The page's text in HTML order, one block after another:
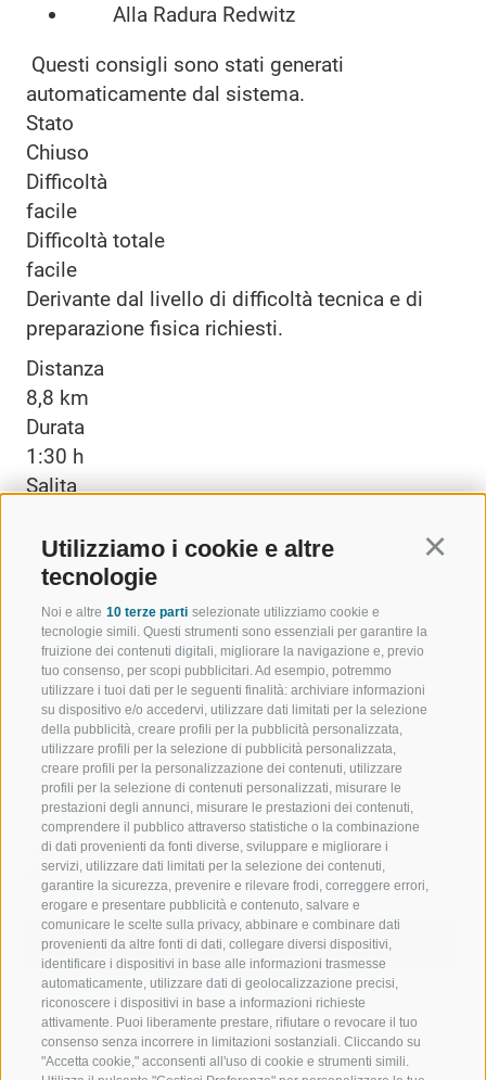
Utilizziamo i cookie e altre
tecnologie
Noi e altre 10 terze parti selezionate utilizziamo cookie e
tecnologie simili. Questi strumenti sono essenziali per garantire la
fruizione dei contenuti digitali, migliorare la navigazione e, previo
tuo consenso, per scopi pubblicitari. Ad esempio, potremmo
utilizzare i tuoi dati per le seguenti finalità: archiviare informazioni
su dispositivo e/o accedervi, utilizzare dati limitati per la selezione
della pubblicità, creare profili per la pubblicità personalizzata,
utilizzare profili per la selezione di pubblicità personalizzata,
creare profili per la personalizzazione dei contenuti, utilizzare
profili per la selezione di contenuti personalizzati, misurare le
prestazioni degli annunci, misurare le prestazioni dei contenuti,
comprendere il pubblico attraverso statistiche o la combinazione
di dati provenienti da fonti diverse, sviluppare e migliorare i
servizi, utilizzare dati limitati per la selezione dei contenuti,
garantire la sicurezza, prevenire e rilevare frodi, correggere errori,
erogare e presentare pubblicità e contenuto, salvare e
comunicare le scelte sulla privacy, abbinare e combinare dati
provenienti da altre fonti di dati, collegare diversi dispositivi,
identificare i dispositivi in base alle informazioni trasmesse
automaticamente, utilizzare dati di geolocalizzazione precisi,
riconoscere i dispositivi in base a informazioni richieste
attivamente. Puoi liberamente prestare, rifiutare o revocare il tuo
consenso senza incorrere in limitazioni sostanziali. Cliccando su
"Accetta cookie," acconsenti all'uso di cookie e strumenti simili.
Alla Radura Redwitz
Questi consigli sono stati generati
automaticamente dal sistema.
Stato
Chiuso
Difficoltà
facile
Difficoltà totale
facile
Derivante dal livello di difficoltà tecnica e di
preparazione fisica richiesti.
Distanza
8,8 km
Durata
1:30 h
Salita
Discesa
370 m
Punto più alto
1.414 m
Punto più basso
1.035 m
Adatto a famiglie e bambini
STATISTICHE
Punti di interesse
Avvia Anteprima Flyover Interrompi
Anteprima Flyover
Contenuti
Mostra immagini Nascondi foto